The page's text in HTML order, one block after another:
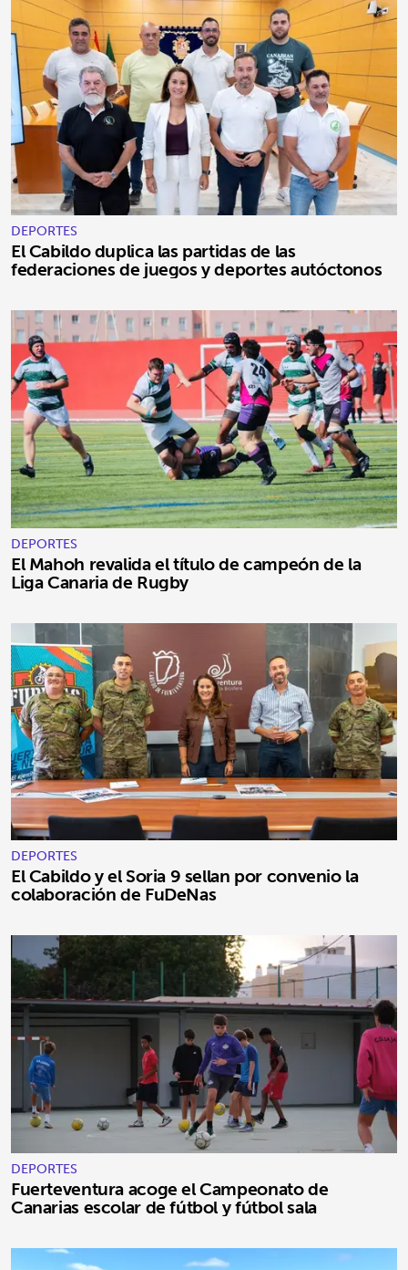
DEPORTES
El Cabildo duplica las partidas de las
federaciones de juegos y deportes autóctonos
DEPORTES
El Mahoh revalida el título de campeón de la
Liga Canaria de Rugby
DEPORTES
El Cabildo y el Soria 9 sellan por convenio la
colaboración de FuDeNas
DEPORTES
Fuerteventura acoge el Campeonato de
Canarias escolar de fútbol y fútbol sala